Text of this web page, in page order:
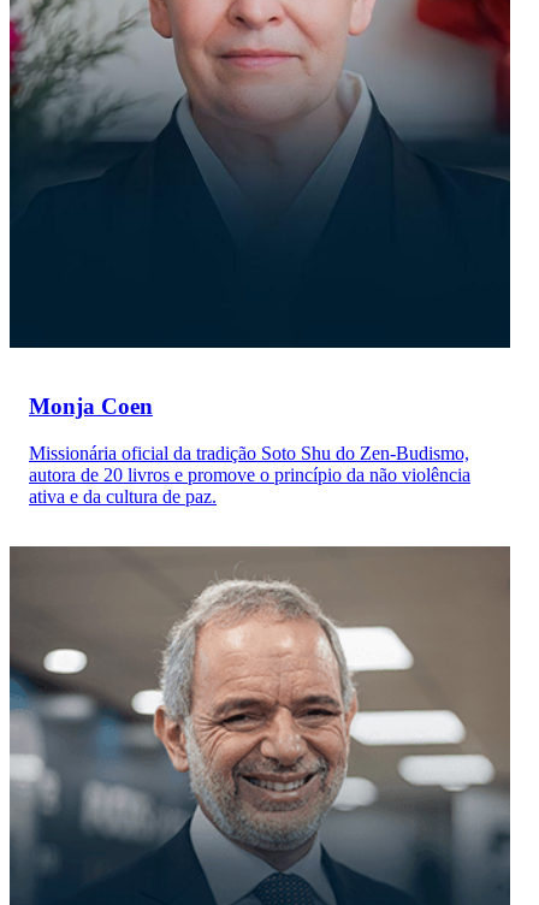
Monja Coen
Missionária oficial da tradição Soto Shu do Zen-Budismo,
autora de 20 livros e promove o princípio da não violência
ativa e da cultura de paz.